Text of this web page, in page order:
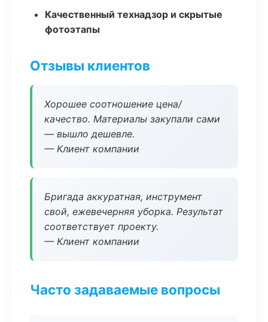
Качественный технадзор и скрытые
фотоэтапы
Отзывы клиентов
Хорошее соотношение цена/
качество. Материалы закупали сами
— вышло дешевле.
— Клиент компании
Бригада аккуратная, инструмент
свой, ежевечерняя уборка. Результат
соответствует проекту.
— Клиент компании
Часто задаваемые вопросы